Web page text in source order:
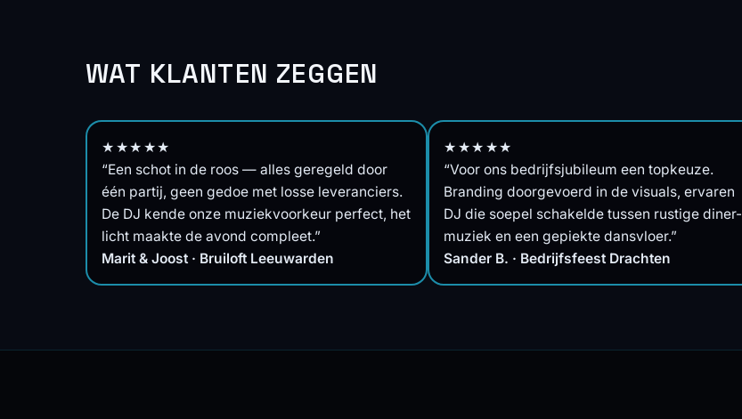
WAT KLANTEN ZEGGEN
★★★★★
“Een schot in de roos — alles geregeld door
één partij, geen gedoe met losse leveranciers.
De DJ kende onze muziekvoorkeur perfect, het
licht maakte de avond compleet.”
Marit & Joost · Bruiloft Leeuwarden
★★★★★
“Voor ons bedrijfsjubileum een topkeuze.
Branding doorgevoerd in de visuals, ervaren
DJ die soepel schakelde tussen rustige diner-
muziek en een gepiekte dansvloer.”
Sander B. · Bedrijfsfeest Drachten